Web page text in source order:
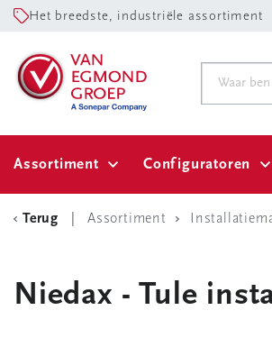
Het breedste, industriële assortiment
Assortiment Configuratoren
Terug Assortiment
Niedax - Tule